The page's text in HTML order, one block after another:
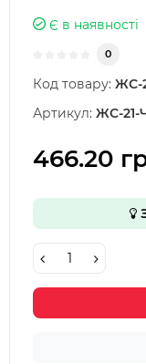
Є в наявності
0
Код товару: ЖС-
Артикул: ЖС-21-
466.20